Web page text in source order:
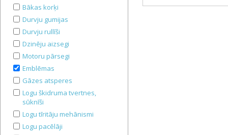
Bākas korķi
Durvju gumijas
Durvju rullīši
Dzinēju aizsegi
Motoru pārsegi
Emblēmas
Gāzes atsperes
Logu škidruma tvertnes,
sūknīši
Logu tīritāju mehānismi
Logu pacēlāji